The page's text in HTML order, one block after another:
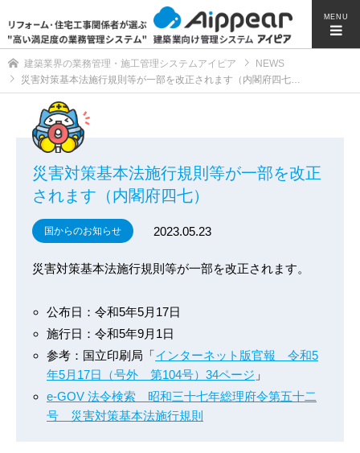
MENU
建築業界の業務管理・施工管理システムアイピア
NEWS
災害対策基本法施行規則等が一部を改正されます（内閣府四七…
災害対策基本法施行規則等が一部を改正
されます（内閣府四七）
国からのお知らせ 2023.05.23
災害対策基本法施行規則等が一部を改正されます。
公布日：令和5年5月17日
施行日：令和5年9月1日
参考：国立印刷局「インターネット版官報 令和5
年5月17日（号外 第104号）34ページ 」
e-GOV 法令検索 昭和三十七年総理府令第五十二
号 災害対策基本法施行規則